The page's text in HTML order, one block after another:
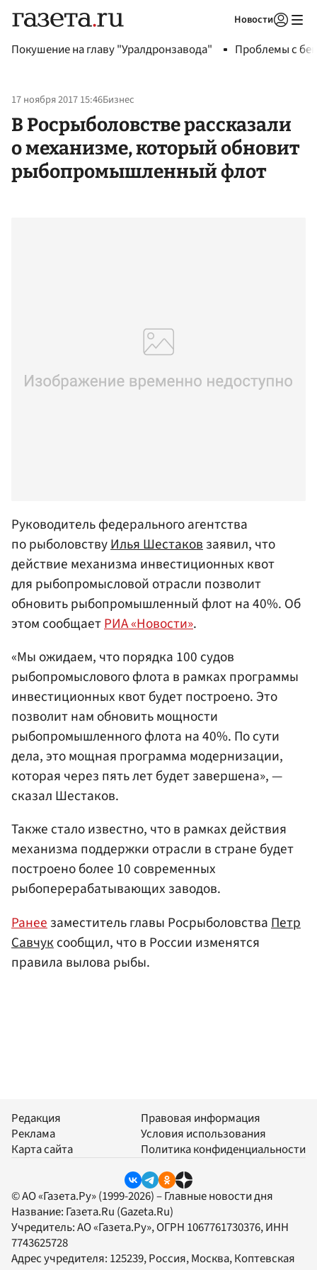
Новости
Покушение на главу "Уралдронзавода" Проблемы с
17 ноября 2017 15:46Бизнес
В Росрыболовстве рассказали
о механизме, который обновит
рыбопромышленный флот
Руководитель федерального агентства
по рыболовствуИлья Шестаковзаявил, что
действие механизма инвестиционных квот
для рыбопромысловой отрасли позволит
обновить рыбопромышленный флот на 40%. Об
этом сообщаетРИА «Новости».
«Мы ожидаем, что порядка 100 судов
рыбопромыслового флота в рамках программы
инвестиционных квот будет построено. Это
позволит нам обновить мощности
рыбопромышленного флота на 40%. По сути
дела, это мощная программа модернизации,
которая через пять лет будет завершена», —
сказал Шестаков.
Также стало известно, что в рамках действия
механизма поддержки отрасли в стране будет
построено более 10 современных
рыбоперерабатывающих заводов.
Ранее заместитель главы Росрыболовства Петр
Савчук сообщил, что в России изменятся
правила вылова рыбы.
Редакция
Реклама
Карта сайта
Правовая информация
Условия использования
Политика конфиденциальности
© АО «Газета.Ру» (1999-2026) – Главные новости дня
Название: Газета.Ru (Gazeta.Ru)
Учредитель:АО «Газета.Ру», ОГРН 1067761730376, ИНН
7743625728
Адрес учредителя: 125239, Россия, Москва, Коптевская